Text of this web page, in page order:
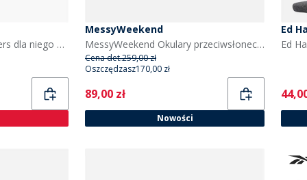
SikSilk Pack of three boxers dla niego kolor Czarny
MessyWeekend
MessyWeekend Okulary przeciwsłoneczne Drift kolor Czarny
Cena det.259,00 zł
Oszczędzasz170,00 zł
Current
89,00 zł
Nowości
Ed